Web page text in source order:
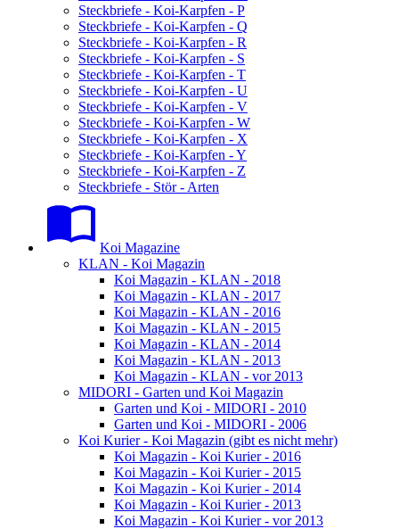
Steckbriefe - Koi-Karpfen - P
Steckbriefe - Koi-Karpfen - Q
Steckbriefe - Koi-Karpfen - R
Steckbriefe - Koi-Karpfen - S
Steckbriefe - Koi-Karpfen - T
Steckbriefe - Koi-Karpfen - U
Steckbriefe - Koi-Karpfen - V
Steckbriefe - Koi-Karpfen - W
Steckbriefe - Koi-Karpfen - X
Steckbriefe - Koi-Karpfen - Y
Steckbriefe - Koi-Karpfen - Z
Steckbriefe - Stör - Arten
Koi Magazine
KLAN - Koi Magazin
Koi Magazin - KLAN - 2018
Koi Magazin - KLAN - 2017
Koi Magazin - KLAN - 2016
Koi Magazin - KLAN - 2015
Koi Magazin - KLAN - 2014
Koi Magazin - KLAN - 2013
Koi Magazin - KLAN - vor 2013
MIDORI - Garten und Koi Magazin
Garten und Koi - MIDORI - 2010
Garten und Koi - MIDORI - 2006
Koi Kurier - Koi Magazin (gibt es nicht mehr)
Koi Magazin - Koi Kurier - 2016
Koi Magazin - Koi Kurier - 2015
Koi Magazin - Koi Kurier - 2014
Koi Magazin - Koi Kurier - 2013
Koi Magazin - Koi Kurier - vor 2013